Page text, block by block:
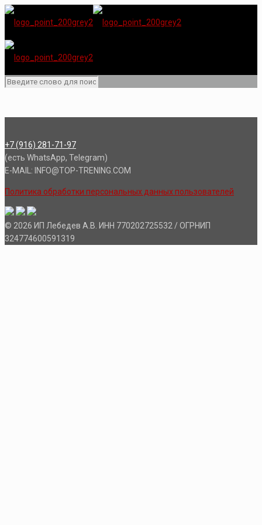
+7 (916) 281-71-97
(есть WhatsApp, Telegram)
E-MAIL: INFO@TOP-TRENING.COM
Политика обработки персональных данных пользователей
© 2026 ИП Лебедев А.В. ИНН 770202725532 / ОГРНИП
324774600591319